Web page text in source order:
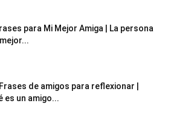
para Mi Mejor Amiga | La persona
de amigos para reflexionar |
es un amigo...